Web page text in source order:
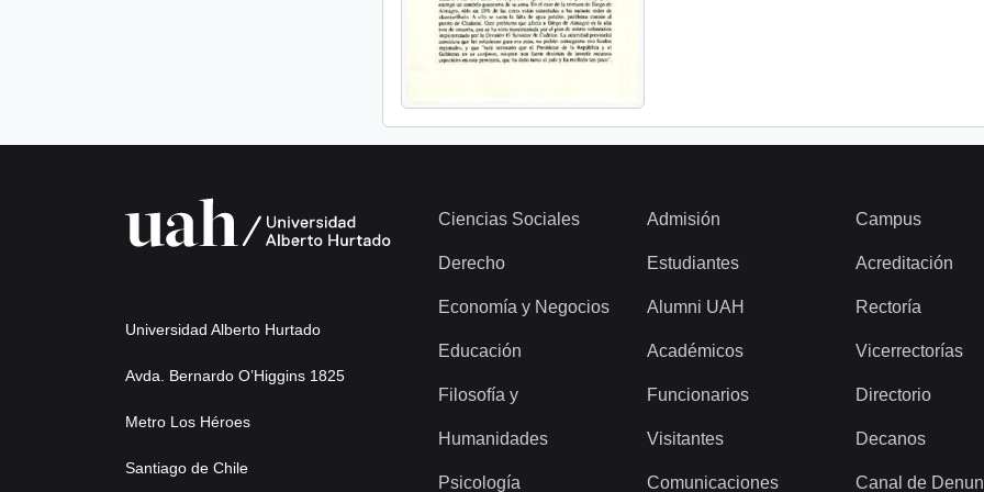
Universidad Alberto Hurtado
Avda. Bernardo O’Higgins 1825
Metro Los Héroes
Santiago de Chile
Ciencias Sociales
Derecho
Economía y Negocios
Educación
Filosofía y
Humanidades
Psicología
Admisión
Estudiantes
Alumni UAH
Académicos
Funcionarios
Visitantes
Comunicaciones
Campus
Acreditación
Rectoría
Vicerrectorías
Directorio
Decanos
Canal de